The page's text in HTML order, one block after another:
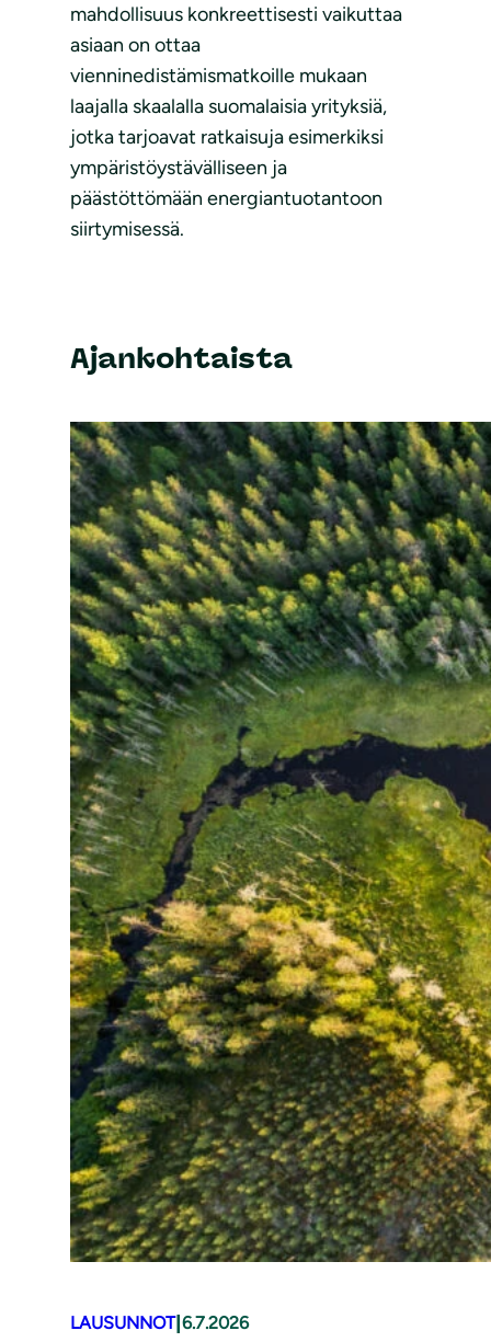
mahdollisuus konkreettisesti vaikuttaa
asiaan on ottaa
vienninedistämismatkoille mukaan
laajalla skaalalla suomalaisia yrityksiä,
jotka tarjoavat ratkaisuja esimerkiksi
ympäristöystävälliseen ja
päästöttömään energiantuotantoon
siirtymisessä.
Ajankohtaista
LAUSUNNOT| 6.7.2026